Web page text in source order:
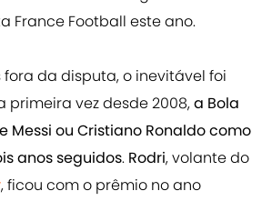
France Football este ano.
da disputa, o inevitável foi
primeira vez desde 2008,a Bola
Messi ou Cristiano Ronaldo como
anos seguidos. Rodri, volante do
, ficou com o prêmio no ano